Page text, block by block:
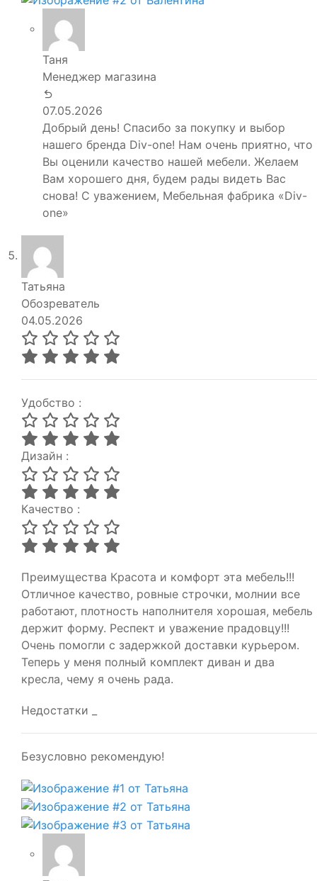
Таня
Менеджер магазина
07.05.2026
Добрый день! Спасибо за покупку и выбор
нашего бренда Div-one! Нам очень приятно, что
Вы оценили качество нашей мебели. Желаем
Вам хорошего дня, будем рады видеть Вас
снова! С уважением, Мебельная фабрика «Div-
one»
Татьяна
Обозреватель
04.05.2026
Удобство :
Дизайн :
Качество :
Преимущества Красота и комфорт эта мебель!!!
Отличное качество, ровные строчки, молнии все
работают, плотность наполнителя хорошая, мебель
держит форму. Респект и уважение прадовцу!!!
Очень помогли с задержкой доставки курьером.
Теперь у меня полный комплект диван и два
кресла, чему я очень рада.
Недостатки
Безусловно рекомендую!